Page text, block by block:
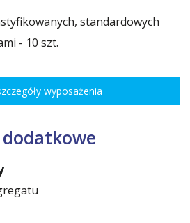
standardowych
- 10 szt.
na optymalne rozmieszczenie różnego
wyposażenia